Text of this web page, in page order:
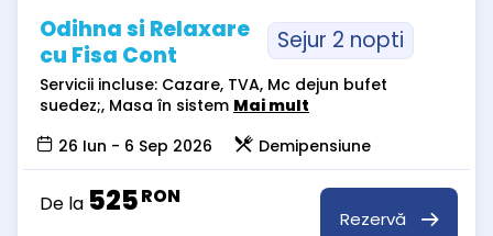
Odihna si Relaxare
cu Fisa Cont
Sejur 2 nopti
Servicii incluse: Cazare, TVA, Mc dejun bufet
suedez;, Masa în sistem Mai mult
26 Iun - 6 Sep 2026
Demipensiune
De la 525RON
Rezervă